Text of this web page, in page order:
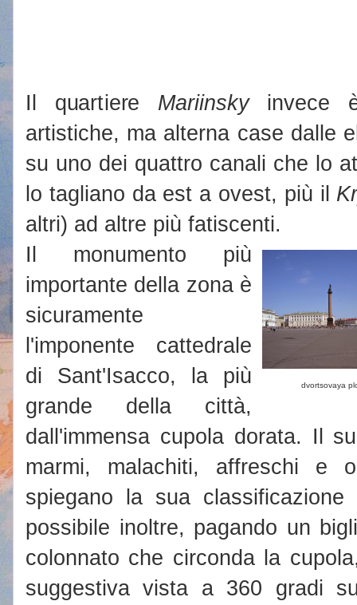
Il quartiere Mariinskyinvece
artistiche, ma alterna case dalle
su uno dei quattro canali che lo
lo tagliano da est a ovest, più il
altri) ad altre più fatiscenti.
dvortsovaya
Il monumento più
importante della zona è
sicuramente
l'imponente cattedrale
di Sant'Isacco, la più
grande della città,
dall'immensa cupola dorata. Il
marmi, malachiti, affreschi e
spiegano la sua
possibile inoltre, pagando un
colonnato che circonda la
suggestiva vista a 360 gradi